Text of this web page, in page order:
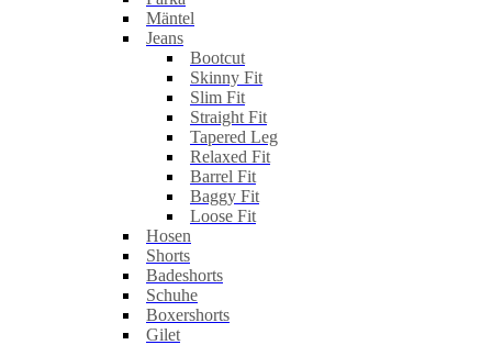
Mäntel
Jeans
Bootcut
Skinny Fit
Slim Fit
Straight Fit
Tapered Leg
Relaxed Fit
Barrel Fit
Baggy Fit
Loose Fit
Hosen
Shorts
Badeshorts
Schuhe
Boxershorts
Gilet